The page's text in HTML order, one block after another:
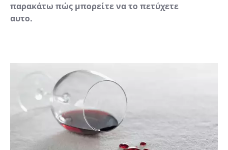
παρακάτω πώς μπορείτε να το πετύχετε
αυτο.